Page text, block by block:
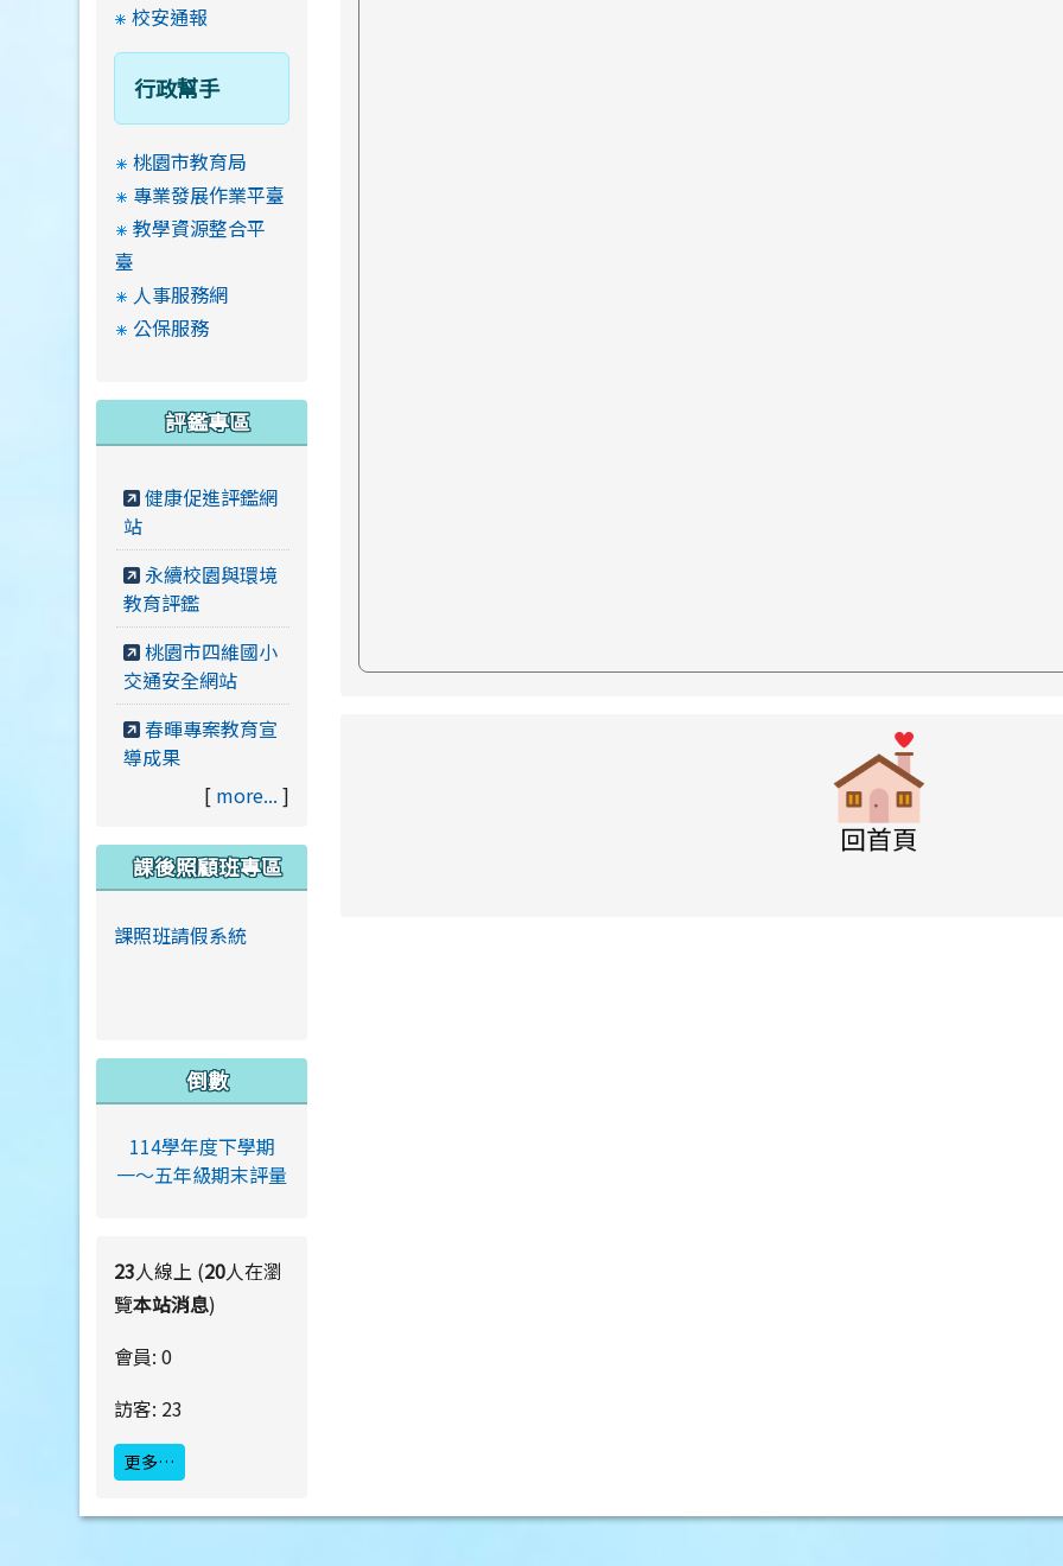
link to
校安通報
行政幫手
桃園市教育局
專業發展作業平臺
教學資源整合平
臺
人事服務網
公保服務
評鑑專區
健康促進評鑑網
站
永續校園與環境
教育評鑑
桃園市四維國小
交通安全網站
春暉專案教育宣
導成果
[ more... ]
課後照顧班專區
課照班請假系統
倒數
114學年度下學期
一～五年級期末評量
23人線上 (20人在瀏
覽本站消息)
會員: 0
訪客: 23
更多…